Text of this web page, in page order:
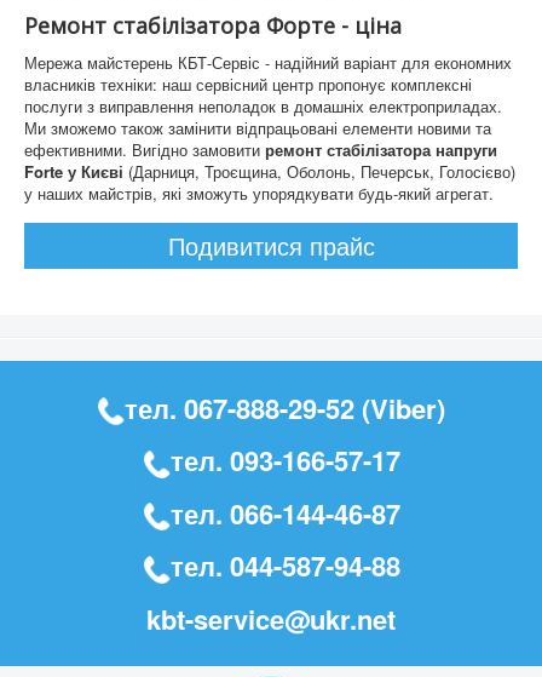
Ремонт стабілізатора Форте - ціна
Мережа майстерень КБТ-Сервіс - надійний варіант для економних
власників техніки: наш сервісний центр пропонує комплексні
послуги з виправлення неполадок в домашніх електроприладах.
Ми зможемо також замінити відпрацьовані елементи новими та
ефективними. Вигідно замовити ремонт стабілізатора напруги
Forte у Києві (Дарниця, Троєщина, Оболонь, Печерськ, Голосієво)
у наших майстрів, які зможуть упорядкувати будь-який агрегат.
Подивитися прайс
тел. 067-888-29-52 (Viber)
тел. 093-166-57-17
тел. 066-144-46-87
тел. 044-587-94-88
kbt-service@ukr.net